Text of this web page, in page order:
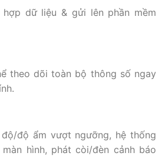
dữ liệu & gửi lên phần mềm
theo dõi toàn bộ thông số ngay
độ ẩm vượt ngưỡng, hệ thống
hình, phát còi/đèn cảnh báo